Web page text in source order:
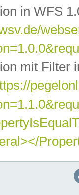
in WFS
mit Filter